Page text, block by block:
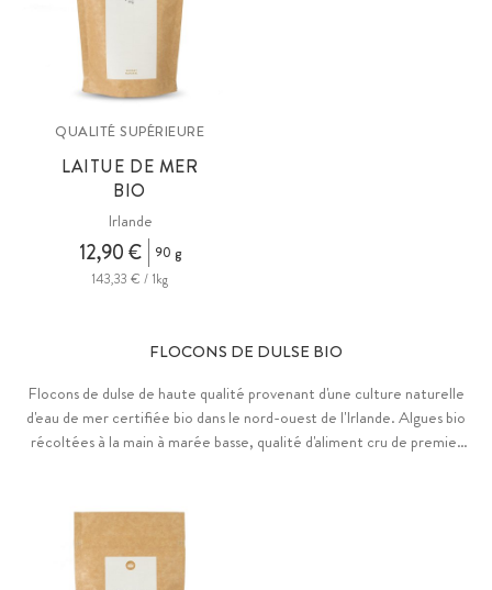
QUALITÉ SUPÉRIEURE
LAITUE DE MER
BIO
Irlande
12,90 €
90 g
143,33 € / 1kg
FLOCONS DE DULSE BIO
Flocons de dulse de haute qualité provenant d'une culture naturelle
d'eau de mer certifiée bio dans le nord-ouest de l'Irlande. Algues bio
récoltées à la main à marée basse, qualité d'aliment cru de premier